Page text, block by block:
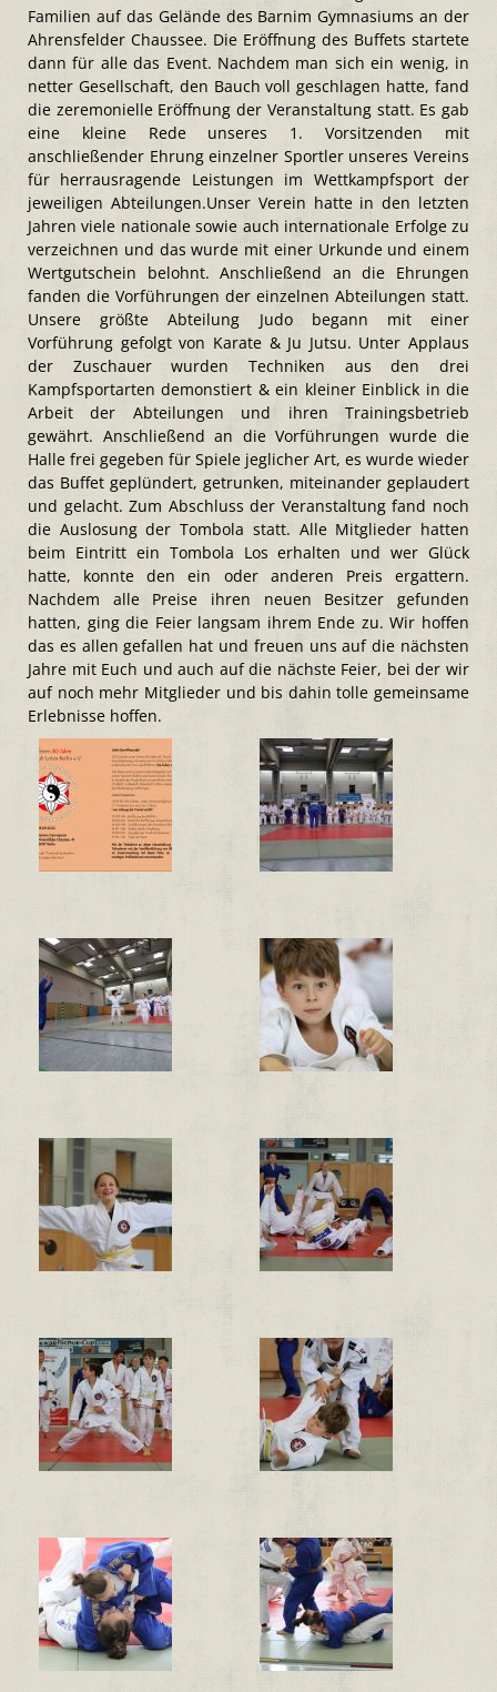
Familien auf das Gelände des Barnim Gymnasiums an der
Ahrensfelder Chaussee. Die Eröffnung des Buffets startete
dann für alle das Event. Nachdem man sich ein wenig, in
netter Gesellschaft, den Bauch voll geschlagen hatte, fand
die zeremonielle Eröffnung der Veranstaltung statt. Es gab
eine kleine Rede unseres 1. Vorsitzenden mit
anschließender Ehrung einzelner Sportler unseres Vereins
für herrausragende Leistungen im Wettkampfsport der
jeweiligen Abteilungen.Unser Verein hatte in den letzten
Jahren viele nationale sowie auch internationale Erfolge zu
verzeichnen und das wurde mit einer Urkunde und einem
Wertgutschein belohnt. Anschließend an die Ehrungen
fanden die Vorführungen der einzelnen Abteilungen statt.
Unsere größte Abteilung Judo begann mit einer
Vorführung gefolgt von Karate & Ju Jutsu. Unter Applaus
der Zuschauer wurden Techniken aus den drei
Kampfsportarten demonstiert & ein kleiner Einblick in die
Arbeit der Abteilungen und ihren Trainingsbetrieb
gewährt. Anschließend an die Vorführungen wurde die
Halle frei gegeben für Spiele jeglicher Art, es wurde wieder
das Buffet geplündert, getrunken, miteinander geplaudert
und gelacht. Zum Abschluss der Veranstaltung fand noch
die Auslosung der Tombola statt. Alle Mitglieder hatten
beim Eintritt ein Tombola Los erhalten und wer Glück
hatte, konnte den ein oder anderen Preis ergattern.
Nachdem alle Preise ihren neuen Besitzer gefunden
hatten, ging die Feier langsam ihrem Ende zu. Wir hoffen
das es allen gefallen hat und freuen uns auf die nächsten
Jahre mit Euch und auch auf die nächste Feier, bei der wir
auf noch mehr Mitglieder und bis dahin tolle gemeinsame
Erlebnisse hoffen.